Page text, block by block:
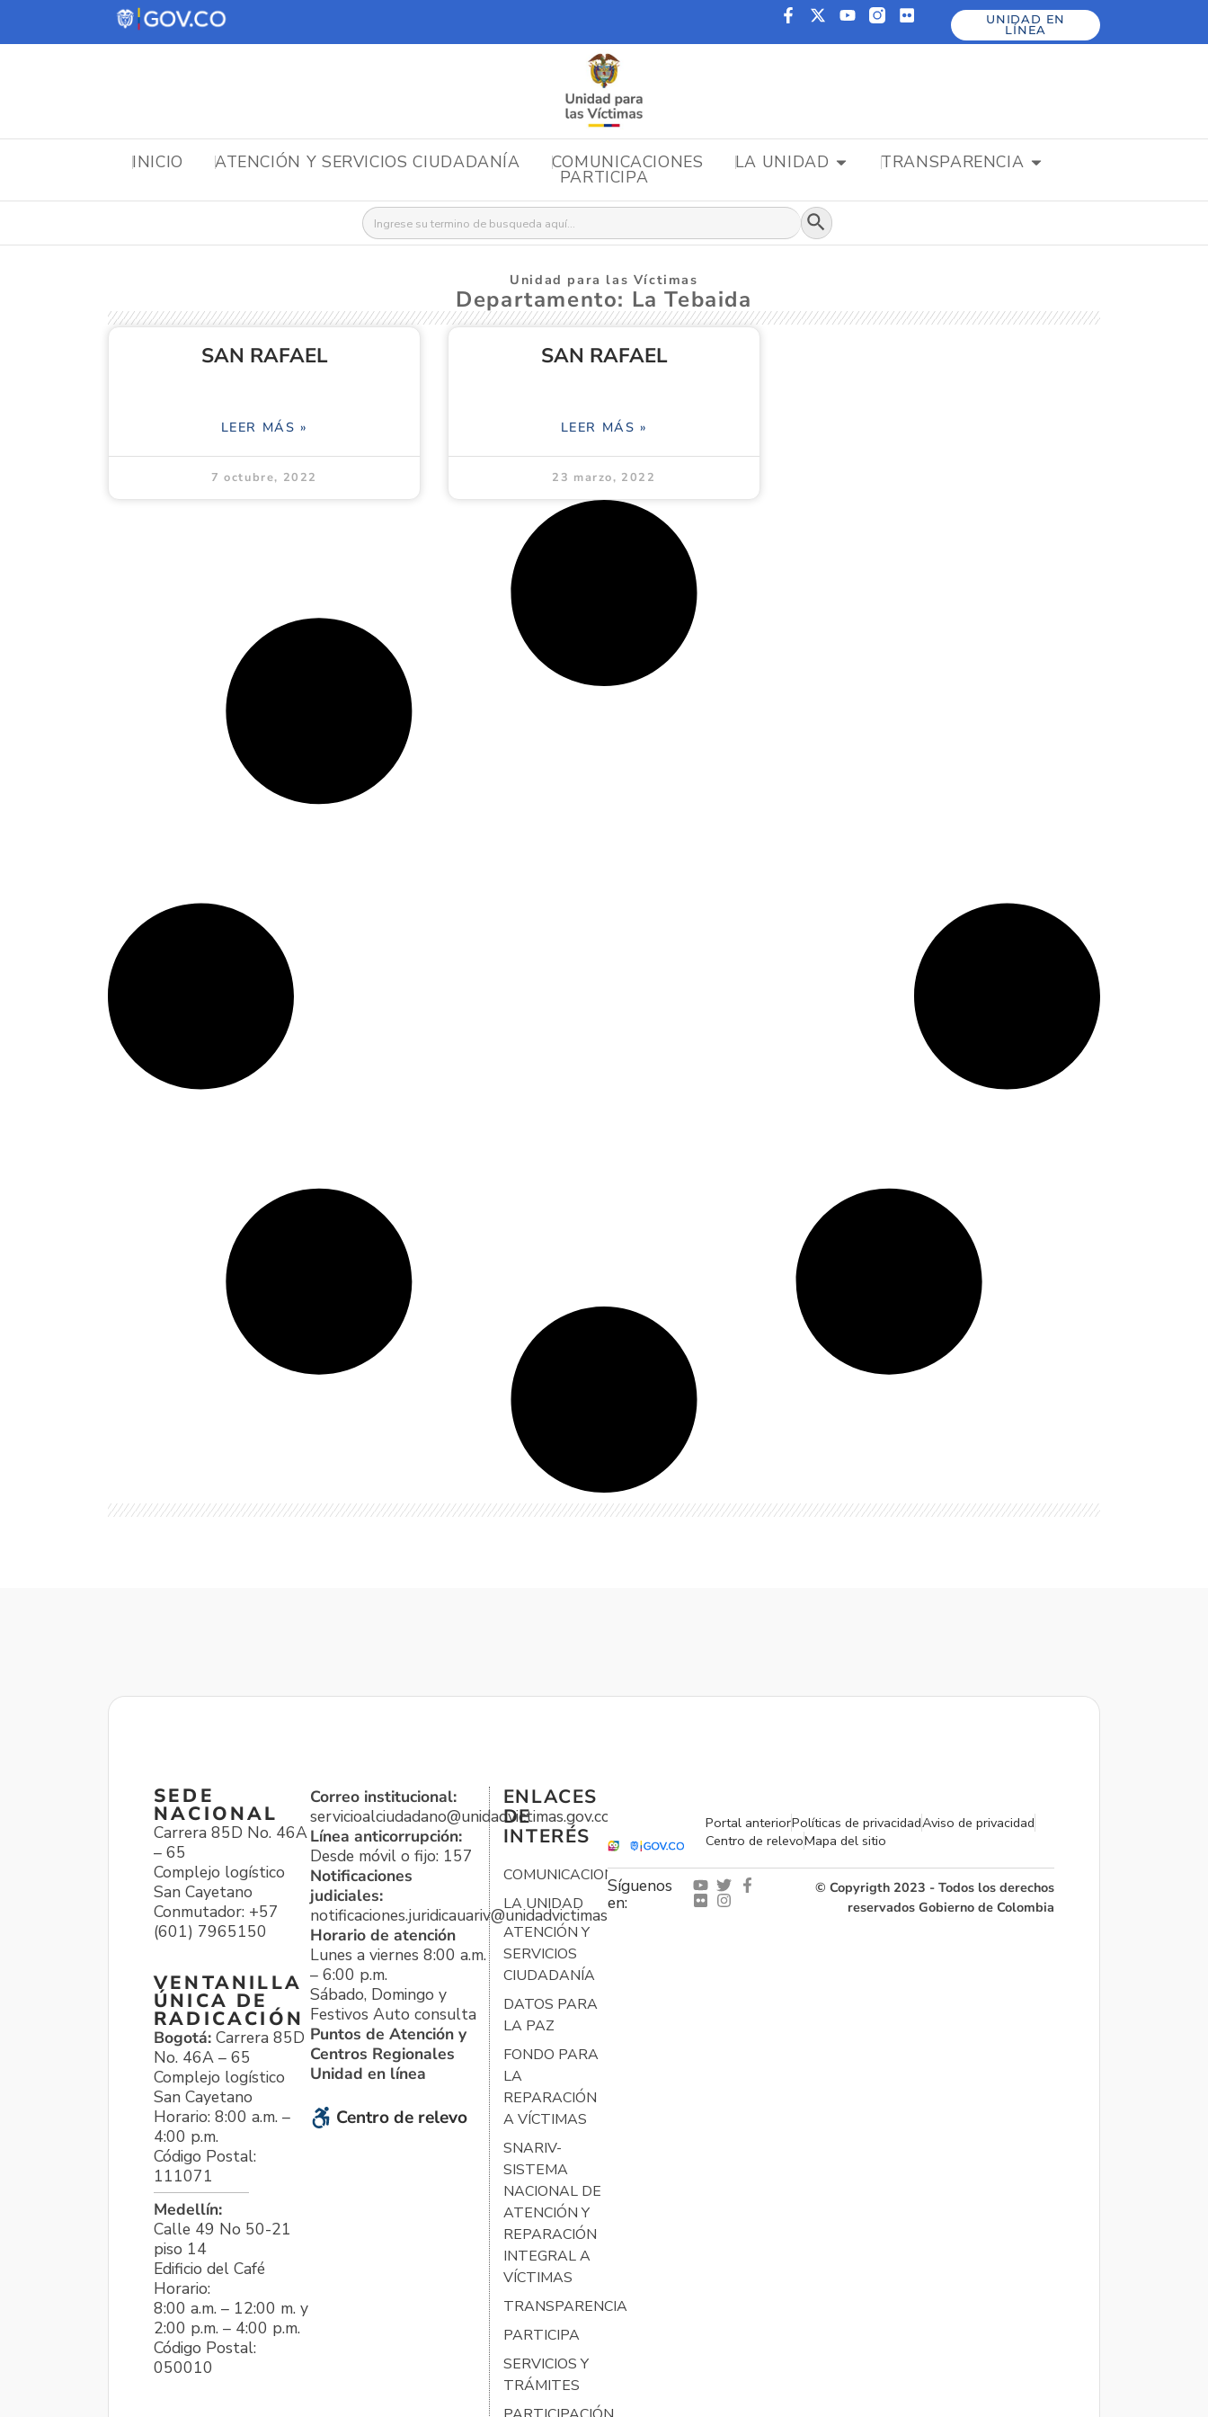
UNIDAD EN
LÍNEA
INICIO ATENCIÓN Y SERVICIOS CIUDADANÍA COMUNICACIONES LA UNIDAD TRANSPARENCIA
PARTICIPA
Buscar: Botón de búsqueda
Unidad para las Víctimas
Departamento: La Tebaida
SAN RAFAEL
LEER MÁS »
7 octubre, 2022
SAN RAFAEL
LEER MÁS »
23 marzo, 2022
SEDE
NACIONAL
Carrera 85D No. 46A
– 65
Complejo logístico
San Cayetano
Conmutador: +57
(601) 7965150
VENTANILLA
ÚNICA DE
RADICACIÓN
Bogotá: Carrera 85D
No. 46A – 65
Complejo logístico
San Cayetano
Horario: 8:00 a.m. –
4:00 p.m.
Código Postal:
111071
Medellín:
Calle 49 No 50-21
piso 14
Edificio del Café
Horario:
8:00 a.m. – 12:00 m. y
2:00 p.m. – 4:00 p.m.
Código Postal:
050010
Correo institucional:
servicioalciudadano@unidadvictimas.gov.co
Línea anticorrupción:
Desde móvil o fijo: 157
Notificaciones
judiciales:
notificaciones.juridicauariv@unidadvictimas.gov.co
Horario de atención
Lunes a viernes 8:00 a.m.
– 6:00 p.m.
Sábado, Domingo y
Festivos Auto consulta
Puntos de Atención y
Centros Regionales
Unidad en línea
Centro de relevo
ENLACES
DE
INTERÉS
COMUNICACIONES
LA UNIDAD
ATENCIÓN Y
SERVICIOS
CIUDADANÍA
DATOS PARA
LA PAZ
FONDO PARA
LA
REPARACIÓN
A VÍCTIMAS
SNARIV-
SISTEMA
NACIONAL DE
ATENCIÓN Y
REPARACIÓN
INTEGRAL A
VÍCTIMAS
TRANSPARENCIA
PARTICIPA
SERVICIOS Y
TRÁMITES
Portal anteriorPolíticas de privacidadAviso de privacidad
Centro de relevoMapa del sitio
Síguenos
en:
© Copyrigth 2023 - Todos los derechos
reservados Gobierno de Colombia